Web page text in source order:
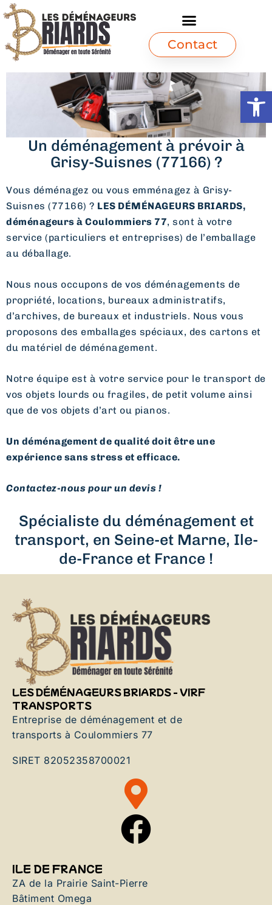
Ouvrir
Contact
Un déménagement à prévoir à
Grisy-Suisnes (77166) ?
Vous déménagez ou vous emménagez à Grisy-
Suisnes (77166) ? LES DÉMÉNAGEURS BRIARDS,
déménageurs à Coulommiers 77, sont à votre
service (particuliers et entreprises) de l’emballage
au déballage.
Nous nous occupons de vos déménagements de
propriété, locations, bureaux administratifs,
d’archives, de bureaux et industriels. Nous vous
proposons des emballages spéciaux, des cartons et
du matériel de déménagement.
Notre équipe est à votre service pour le transport de
vos objets lourds ou fragiles, de petit volume ainsi
que de vos objets d’art ou pianos.
Un déménagement de qualité doit être une
expérience sans stress et efficace.
Contactez-nous pour un devis !
Spécialiste du déménagement et
transport, en Seine-et Marne, Ile-
de-France et France !
LES DÉMÉNAGEURS BRIARDS - VIRF
TRANSPORTS
Entreprise de déménagement et de
transports à Coulommiers 77
SIRET 82052358700021
ILE DE FRANCE
ZA de la Prairie Saint-Pierre
Bâtiment Omega